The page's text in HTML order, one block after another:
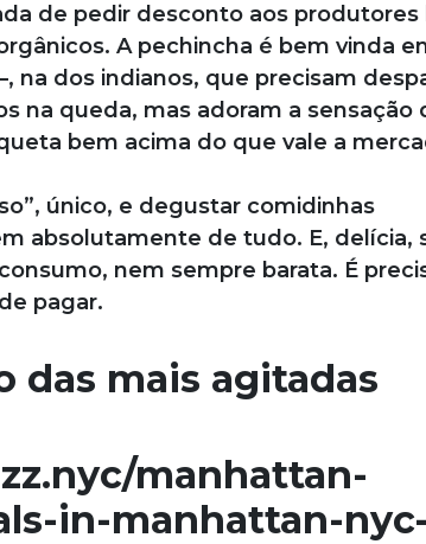
de pedir desconto aos produtores
A pechincha é bem vinda
na dos indianos, que precisam
na queda, mas adoram a sensação
bem acima do que vale a
único, e degustar comidinhas
absolutamente de tudo. E, delícia,
nem sempre barata. É
pagar.
das mais agitadas
manhattan-
in-manhattan-nyc-